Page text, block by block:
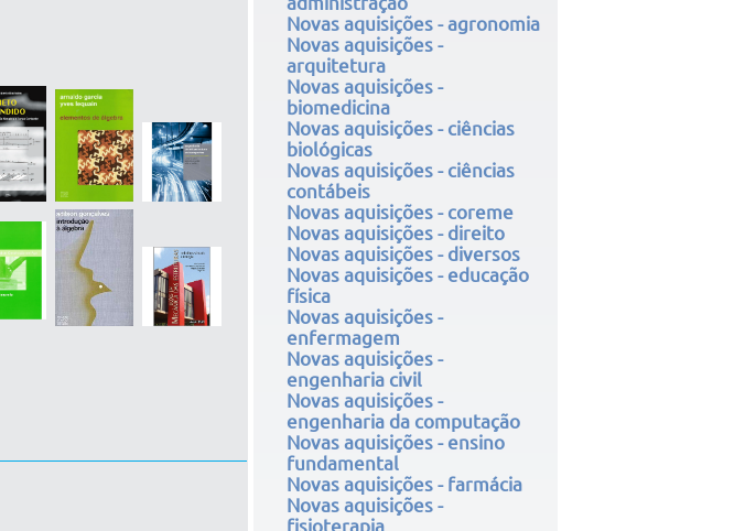
Novas aquisições - agronomia
Novas aquisições -
arquitetura
Novas aquisições -
biomedicina
Novas aquisições - ciências
biológicas
Novas aquisições - ciências
contábeis
Novas aquisições - coreme
Novas aquisições - direito
Novas aquisições - diversos
Novas aquisições - educação
física
Novas aquisições -
enfermagem
Novas aquisições -
engenharia civil
Novas aquisições -
engenharia da computação
Novas aquisições - ensino
fundamental
Novas aquisições - farmácia
Novas aquisições -
fisioterapia